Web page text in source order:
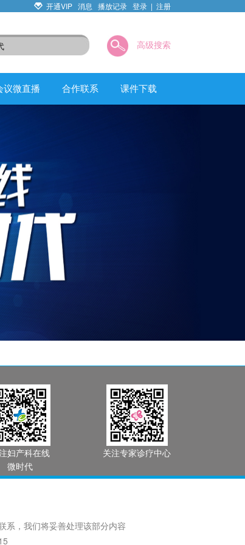
开通VIP 消息 播放记录 登录 | 注册
高级搜索
议微直播 合作联系 课件下载
妇产科在线
微时代
关注专家诊疗中心
系，我们将妥善处理该部分内容